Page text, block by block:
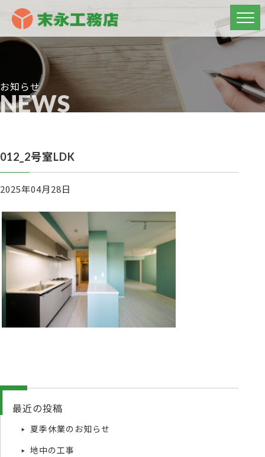
お知らせ
NEWS
012_2号室LDK
2025年04月28日
最近の投稿
夏季休業のお知らせ
地中の工事